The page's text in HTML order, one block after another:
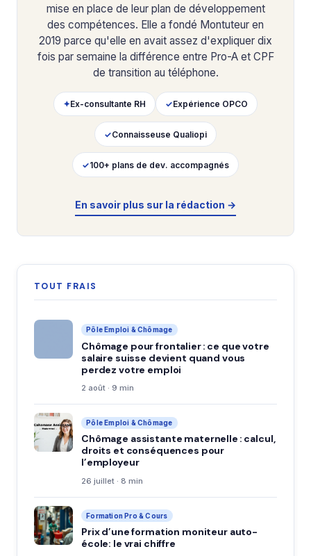
mise en place de leur plan de développement
des compétences. Elle a fondé Montuteur en
2019 parce qu'elle en avait assez d'expliquer dix
fois par semaine la différence entre Pro-A et CPF
de transition au téléphone.
✦Ex-consultante RH ✓Expérience OPCO
✓Connaisseuse Qualiopi
✓100+ plans de dev. accompagnés
En savoir plus sur la rédaction →
TOUT FRAIS
Pôle Emploi & Chômage
Chômage pour frontalier : ce que votre
salaire suisse devient quand vous
perdez votre emploi
2 août · 9 min
Pôle Emploi & Chômage
Chômage assistante maternelle : calcul,
droits et conséquences pour
l’employeur
26 juillet · 8 min
Formation Pro & Cours
Prix d’une formation moniteur auto-
école: le vrai chiffre